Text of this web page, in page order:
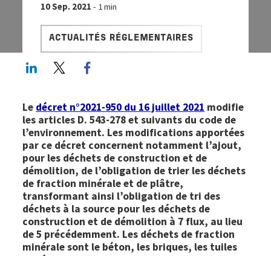
10 Sep. 2021- 1 min
ACTUALITÉS RÉGLEMENTAIRES
LinkedInTwitter
Le décret n°2021-950 du 16 juillet 2021 modifie
les articles D. 543-278 et suivants du code de
l’environnement. Les modifications apportées
par ce décret concernent notamment l’ajout,
pour les déchets de construction et de
démolition, de l’obligation de trier les déchets
de fraction minérale et de plâtre,
transformant ainsi l’obligation de tri des
déchets à la source pour les déchets de
construction et de démolition à 7 flux, au lieu
de 5 précédemment. Les déchets de fraction
minérale sont le béton, les briques, les tuiles